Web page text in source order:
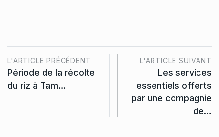
L'ARTICLE PRÉCÉDENT
Période de la récolte
du riz à Tam…
L'ARTICLE SUIVANT
Les services
essentiels offerts
par une compagnie
de…